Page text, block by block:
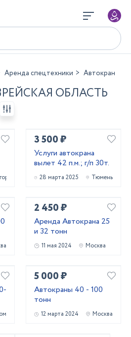
Аренда спецтехники Автокран
ОБЛАСТЬ
3 500 ₽
Услуги автокрана
вылет 42 п.м.; г/п 30т.
28 марта 2025 Тюмень
2 450 ₽
Аренда Автокрана 25
и 32 тонн
11 мая 2024 Москва
5 000 ₽
Автокраны 40 - 100
тонн
12 марта 2024 Москва